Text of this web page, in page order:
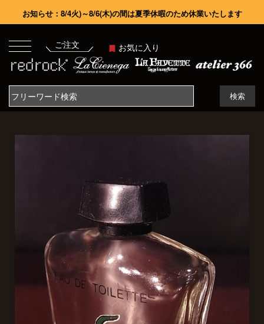
お知らせ：8/4火)～8/6(木)の間は夏季休暇のため休業いたします
ご注文 お気に入り
検索